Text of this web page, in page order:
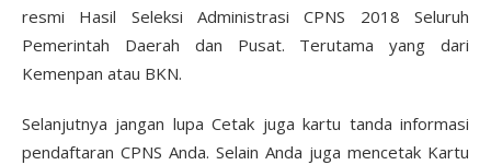
resmi Hasil Seleksi Administrasi CPNS 2018 Seluruh
Pemerintah Daerah dan Pusat. Terutama yang dari
Kemenpan atau BKN.
Selanjutnya jangan lupa Cetak juga kartu tanda informasi
pendaftaran CPNS Anda. Selain Anda juga mencetak Kartu